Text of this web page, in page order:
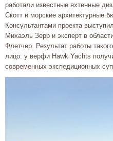
работали известные яхтенные
Скотт и морские архитектурные
Консультантами проекта
Михаэль Зерр и эксперт в
Флетчер. Результат работы
лицо: у верфи Hawk Yachts
современных экспедиционных